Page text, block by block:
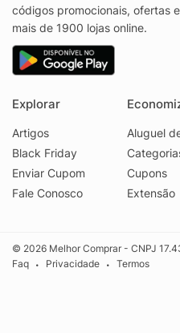
códigos promocionais, ofertas
mais de 1900 lojas online.
Explorar
Artigos
Black Friday
Enviar Cupom
Fale Conosco
Aluguel
Cupons
Extensão
© 2026 Melhor Comprar - CNPJ
Faq
• Privacidade • Termos